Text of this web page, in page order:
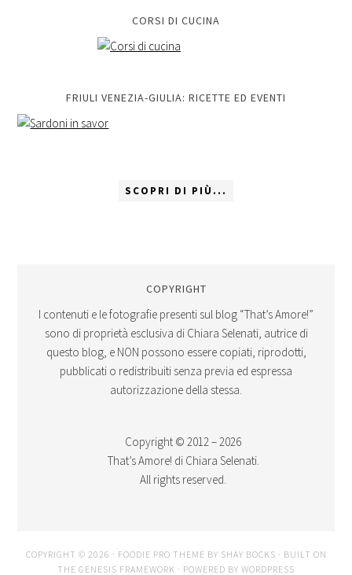
CORSI DI CUCINA
FRIULI VENEZIA-GIULIA: RICETTE ED EVENTI
SCOPRI DI PIÙ...
COPYRIGHT
I contenuti e le fotografie presenti sul blog “That’s Amore!”
sono di proprietà esclusiva di Chiara Selenati, autrice di
questo blog, e NON possono essere copiati, riprodotti,
pubblicati o redistribuiti senza previa ed espressa
autorizzazione della stessa.
Copyright © 2012 – 2026
That’s Amore! di Chiara Selenati.
All rights reserved.
COPYRIGHT © 2026 · FOODIE PRO THEME BY SHAY BOCKS · BUILT ON
THE GENESIS FRAMEWORK · POWERED BY WORDPRESS